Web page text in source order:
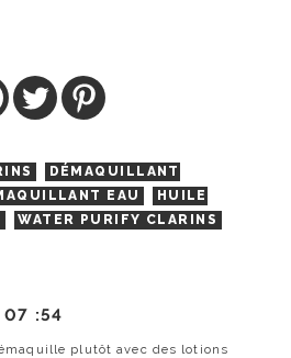
DÉMAQUILLANT
EAU
HUILE
WATER PURIFY CLARINS
07 :54
plutôt avec des lotions